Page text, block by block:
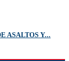
ASALTOS Y...